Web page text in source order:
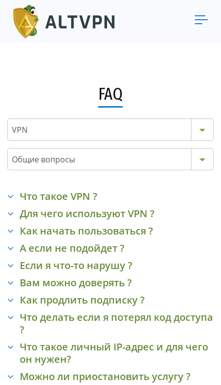
FAQ
VPN
Общие вопросы
Что такое VPN ?
Для чего используют VPN ?
Как начать пользоваться ?
А если не подойдет ?
Если я что-то нарушу ?
Вам можно доверять ?
Как продлить подписку ?
Что делать если я потерял код доступа
?
Что такое личный IP-адрес и для чего
он нужен?
Можно ли приостановить услугу ?